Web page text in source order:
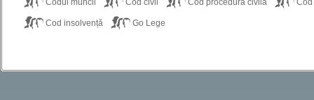
Codul muncii Cod civil Cod procedură civilă
Cod insolvență Go Lege